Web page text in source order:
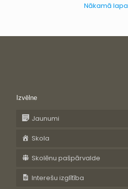
Nākamā lapa
Izvēlne
Jaunumi
Skola
Skolēnu pašpārvalde
Interešu izglītība